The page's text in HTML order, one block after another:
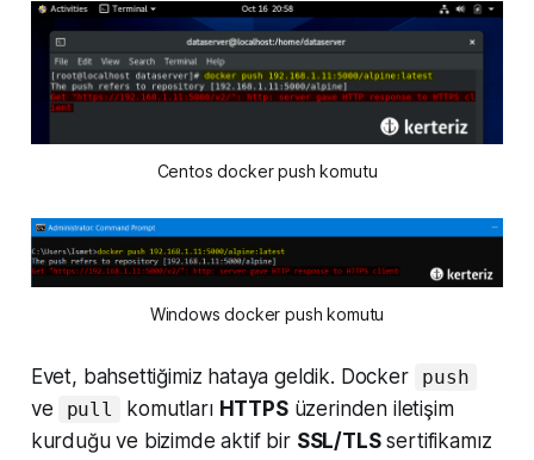
Centos docker push komutu
Windows docker push komutu
Evet, bahsettiğimiz hataya geldik. Docker push
ve pull komutları HTTPSüzerinden iletişim
kurduğu ve bizimde aktif bir SSL/TLSsertifikamız